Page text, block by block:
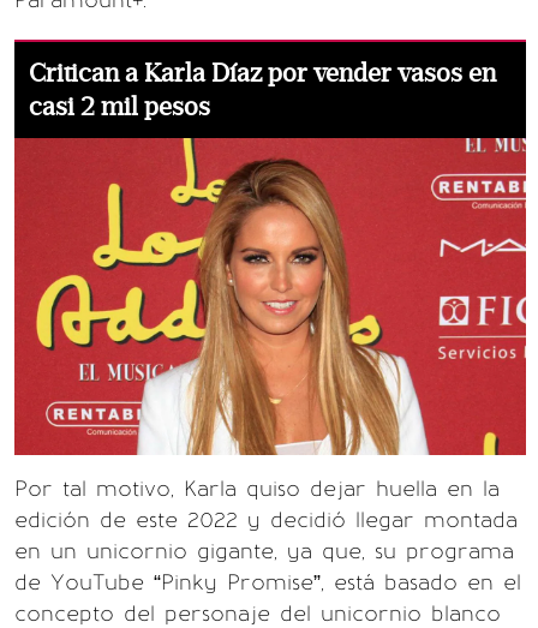
Critican a Karla Díaz por vender vasos en
casi 2 mil pesos
Por tal motivo, Karla quiso dejar huella en la
edición de este 2022 y decidió llegar montada
en un unicornio gigante, ya que, su programa
de YouTube “Pinky Promise”, está basado en el
concepto del personaje del unicornio blanco